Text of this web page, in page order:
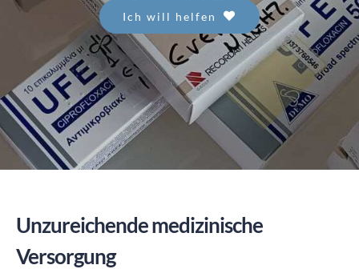
Ich will helfen
Unzureichende medizinische
Versorgung